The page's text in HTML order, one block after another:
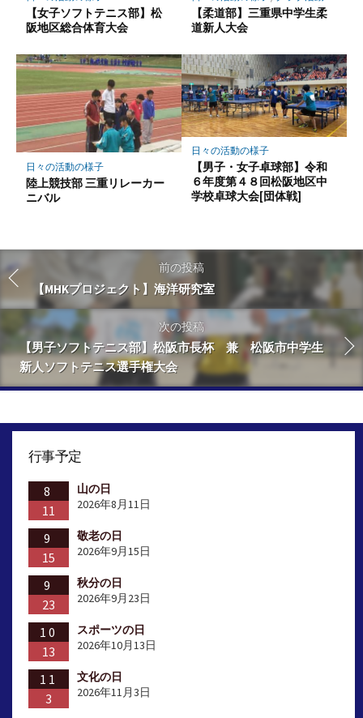
【女子ソフトテニス部】松
阪地区総合体育大会
【柔道部】三重県中学生柔
道新人大会
日々の活動の様子
陸上競技部 三重リレーカー
ニバル
日々の活動の様子
【男子・女子卓球部】令和
６年度第４８回松阪地区中
学校卓球大会[団体戦]
前の投稿
【MHKプロジェクト】海洋研究室
次の投稿
【男子ソフトテニス部】松阪市長杯 兼 松阪市中学生
新人ソフトテニス選手権大会
行事予定
8
11
山の日
2026年8月11日
9
15
敬老の日
2026年9月15日
9
23
秋分の日
2026年9月23日
10
13
スポーツの日
2026年10月13日
11
3
文化の日
2026年11月3日